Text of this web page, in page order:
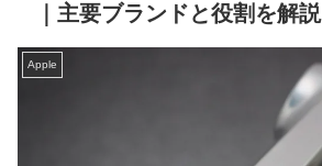
｜主要ブランドと役割を解説
Apple